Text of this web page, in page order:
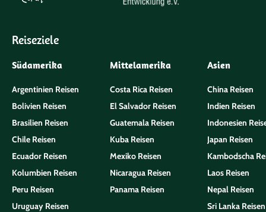
Reiseziele
Südamerika
Argentinien Reisen
Bolivien Reisen
Brasilien Reisen
Chile Reisen
Ecuador Reisen
Kolumbien Reisen
Peru Reisen
Uruguay Reisen
Mittelamerika
Costa Rica Reisen
El Salvador Reisen
Guatemala Reisen
Kuba Reisen
Mexiko Reisen
Nicaragua Reisen
Panama Reisen
Asien
China Reisen
Indien Reisen
Indonesien
Japan Reisen
Kambodscha
Laos Reisen
Nepal Reisen
Sri Lanka Reisen